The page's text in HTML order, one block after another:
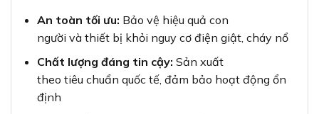
An toàn tối ưu: Bảo vệ hiệu quả con
người và thiết bị khỏi nguy cơ điện giật, cháy nổ
Chất lượng đáng tin cậy: Sản xuất
theo tiêu chuẩn quốc tế, đảm bảo hoạt động ổn
định